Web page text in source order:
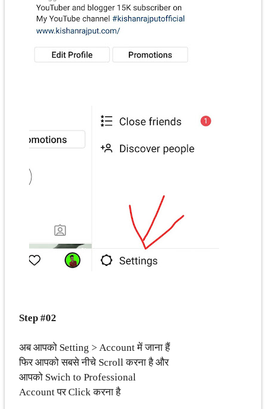
Step #02
अब आपको Setting > Account में जाना हैं
फिर आपको सबसे नीचे Scroll करना है और
आपको Swich to Professional
Account पर Click करना है